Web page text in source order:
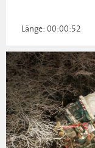
Länge: 00:00:52